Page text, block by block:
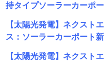
持タイプソーラーカーポ
【太陽光発電】ネクスト
ス：ソーラーカーポート
【太陽光発電】ネクスト